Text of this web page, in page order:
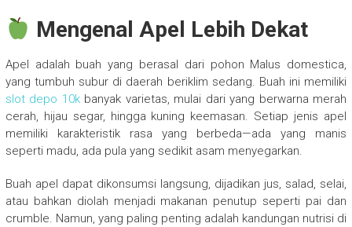
Mengenal Apel Lebih Dekat
Apel adalah buah yang berasal dari pohon Malus domestica,
yang tumbuh subur di daerah beriklim sedang. Buah ini memiliki
slot depo 10kbanyak varietas, mulai dari yang berwarna merah
cerah, hijau segar, hingga kuning keemasan. Setiap jenis apel
memiliki karakteristik rasa yang berbeda—ada yang manis
seperti madu, ada pula yang sedikit asam menyegarkan.
Buah apel dapat dikonsumsi langsung, dijadikan jus, salad, selai,
atau bahkan diolah menjadi makanan penutup seperti pai dan
crumble. Namun, yang paling penting adalah kandungan nutrisi di